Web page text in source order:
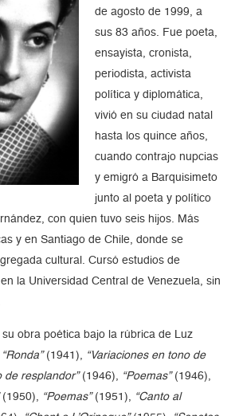
de agosto de 1999, a
sus 83 años. Fue poeta,
ensayista, cronista,
periodista, activista
política y diplomática,
vivió en su ciudad natal
hasta los quince años,
cuando contrajo nupcias
y emigró a Barquisimeto
junto al poeta y político
con quien tuvo seis hijos. Más
y en Santiago de Chile, donde se
cultural. Cursó estudios de
la Universidad Central de Venezuela, sin
su obra poética bajo la rúbrica de Luz
“Ronda”(1941), “Variaciones en tono de
de resplandor”(1946), “Poemas”(1946),
(1950), “Poemas”(1951), “Canto al